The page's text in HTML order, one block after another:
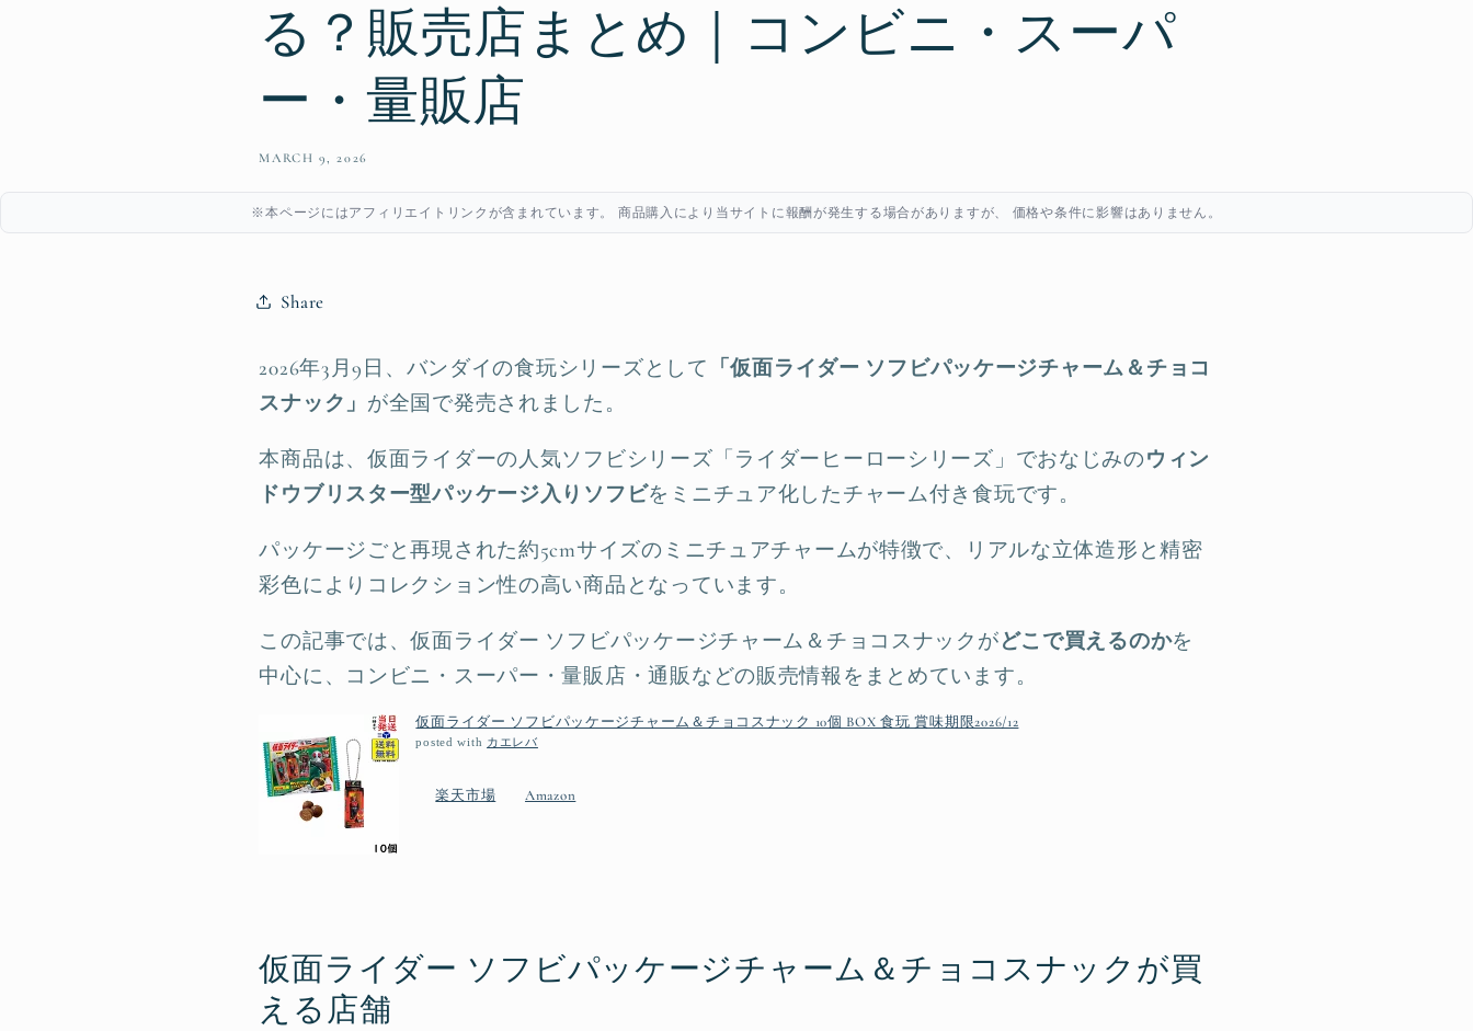
る？販売店まとめ｜コンビニ・スーパ
ー・量販店
MARCH 9, 2026
※本ページにはアフィリエイトリンクが含まれています。 商品購入により当サイトに報酬が発生する場合がありますが、 価格や条件に影響はありません。
Share
2026年3月9日、バンダイの食玩シリーズとして 「仮面ライダー ソフビパッケージチャーム＆チョコ
スナック」 が全国で発売されました。
本商品は、仮面ライダーの人気ソフビシリーズ「ライダーヒーローシリーズ」でおなじみのウィン
ドウブリスター型パッケージ入りソフビをミニチュア化したチャーム付き食玩です。
パッケージごと再現された約5cmサイズのミニチュアチャームが特徴で、リアルな立体造形と精密
彩色によりコレクション性の高い商品となっています。
この記事では、仮面ライダー ソフビパッケージチャーム＆チョコスナックがどこで買えるのかを
中心に、コンビニ・スーパー・量販店・通販などの販売情報をまとめています。
仮面ライダー ソフビパッケージチャーム＆チョコスナック 10個 BOX 食玩 賞味期限2026/12
posted with カエレバ
楽天市場 Amazon
仮面ライダー ソフビパッケージチャーム＆チョコスナックが買
える店舗